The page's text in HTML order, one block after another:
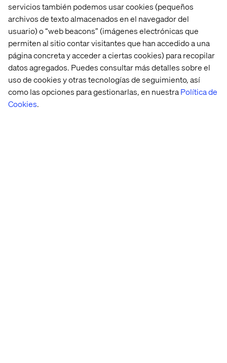
servicios también podemos usar cookies (pequeños
archivos de texto almacenados en el navegador del
usuario) o “web beacons” (imágenes electrónicas que
permiten al sitio contar visitantes que han accedido a una
página concreta y acceder a ciertas cookies) para recopilar
datos agregados. Puedes consultar más detalles sobre el
uso de cookies y otras tecnologías de seguimiento, así
como las opciones para gestionarlas, en nuestraPolítica de
Cookies.
Así
se
Estrategia
Iconic
Global